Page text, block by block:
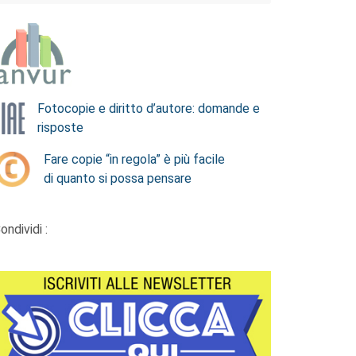
Fotocopie e diritto d’autore: domande e
risposte
Fare copie “in regola” è più facile
di quanto si possa pensare
: